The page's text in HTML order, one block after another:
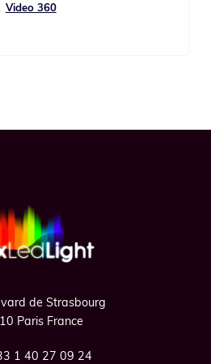
Video 360
de Strasbourg
Paris France
1 40 27 09 24